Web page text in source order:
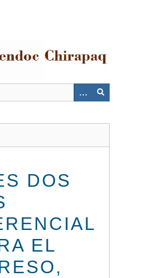
DOS
EL